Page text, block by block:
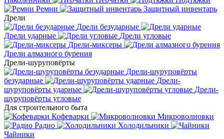
Ремни
Защитный инвентарь
Дрели
Дрели безударные
Дрели ударные
Дрели угловые
Дрели-миксеры
Дрели алмазного бурения
Дрели-шуруповёрты
Дрели-шуруповёрты
безударные
Дрели-
шуруповёрты ударные
Дрели-
шуруповёрты угловые
Для строительного быта
Кофеварки
Микроволновки
Радио
Холодильники
Чайники